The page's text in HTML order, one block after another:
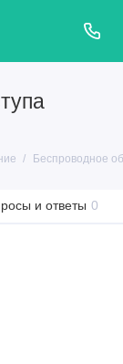
Беспроводное
и ответы 0